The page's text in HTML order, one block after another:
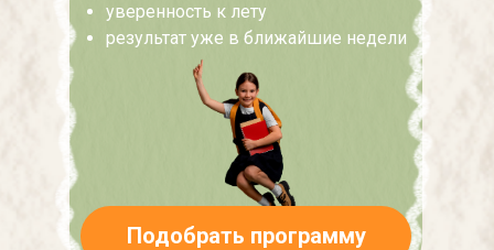
уверенность к лету
результат уже в ближайшие недели
Подобрать программу